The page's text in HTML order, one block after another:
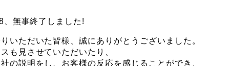
、無事終了しました!
いただいた皆様、誠にありがとうございました。
も見させていただいたり、
の説明をし、お客様の反応を感じることができ、